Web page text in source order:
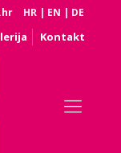
HR | EN | DE
Kontakt